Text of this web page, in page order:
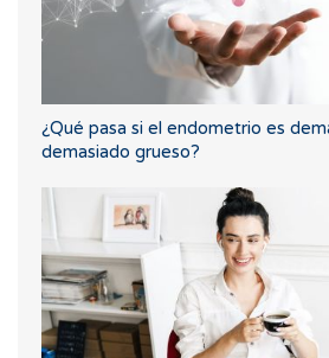
¿Qué pasa si el endometrio es
demasiado grueso?